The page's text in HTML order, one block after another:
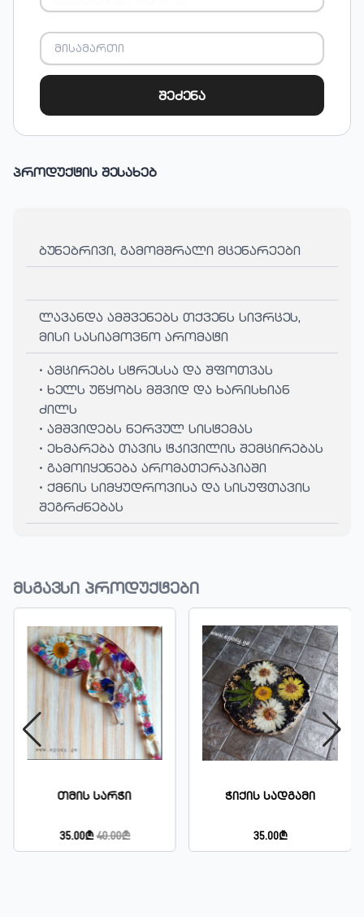
შეძენა
პროდუქტის შესახებ
ბუნებრივი, გამომშრალი მცენარეები
ლავანდა ამშვენებს თქვენს სივრცეს,
მისი სასიამოვნო არომატი
• ამცირებს სტრესსა და შფოთვას
• ხელს უწყობს მშვიდ და ხარისხიან
ძილს
• ამშვიდებს ნერვულ სისტემას
• ეხმარება თავის ტკივილის შემცირებას
• გამოიყენება არომათერაპიაში
• ქმნის სიმყუდროვისა და სისუფთავის
შეგრძნებას
მსგავსი პროდუქტები
Თმის Სარჭი
35.00₾ 40.00₾
Ჭიქის Სადგამი
35.00₾